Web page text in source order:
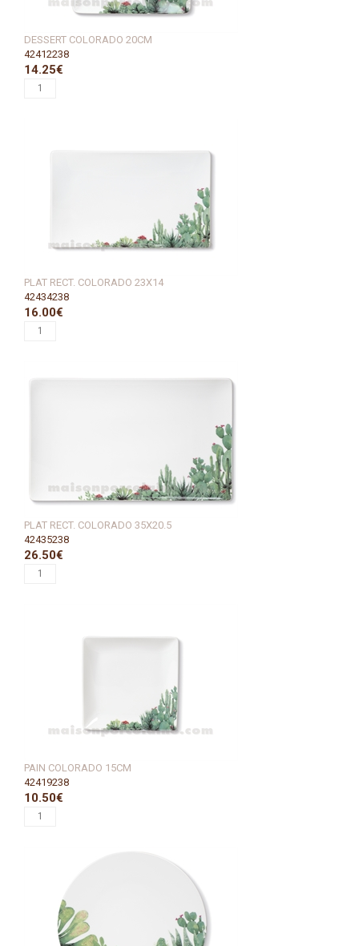
DESSERT COLORADO 20CM
42412238
14.25€
PLAT RECT. COLORADO 23X14
42434238
16.00€
PLAT RECT. COLORADO 35X20.5
42435238
26.50€
PAIN COLORADO 15CM
42419238
10.50€